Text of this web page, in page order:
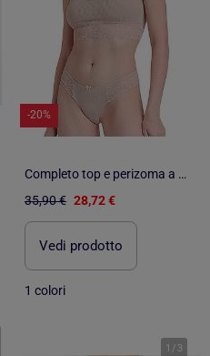
-20%
Completo top e perizoma a coste da donna ADMAS
35,90 € 28,72 €
Vedi prodotto
1 colori
1 / 3